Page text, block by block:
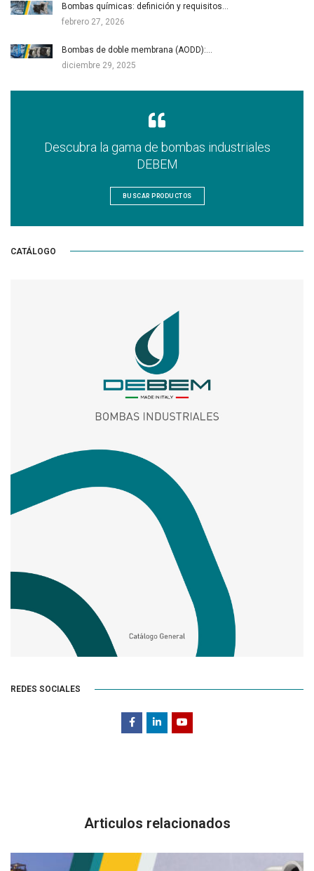
Bombas químicas: definición y requisitos…
febrero 27, 2026
Bombas de doble membrana (AODD):…
diciembre 29, 2025
Descubra la gama de bombas industriales
DEBEM
BUSCAR PRODUCTOS
CATÁLOGO
REDES SOCIALES
Articulos relacionados